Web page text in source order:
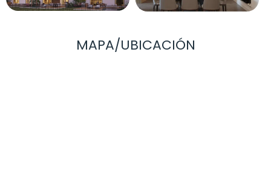
MAPA/UBICACIÓN